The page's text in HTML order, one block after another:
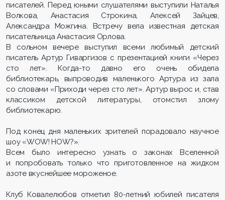
писателей. Перед юными слушателями выступили Наталья
Волкова, Анастасия Строкина, Алексей Зайцев,
Александра Можгина. Встречу вела известная детская
писательница Анастасия Орлова.
В сольном вечере выступил всеми любимый детский
писатель Артур Гиваргизов с презентацией книги «Через
сто лет». Когда-то давно его очень обидела
библиотекарь, выпроводив маленького Артура из зала
со словами «Приходи через сто лет». Артур вырос и, став
классиком детской литературы, отомстил злому
библиотекарю.
Под конец дня маленьких зрителей порадовало научное
шоу «WOW! HOW?».
Всем было интересно узнать о законах Вселенной
и попробовать только что приготовленное на жидком
азоте вкуснейшее мороженое.
Клуб Ковалелюбов отметил 80-летний юбилей писателя